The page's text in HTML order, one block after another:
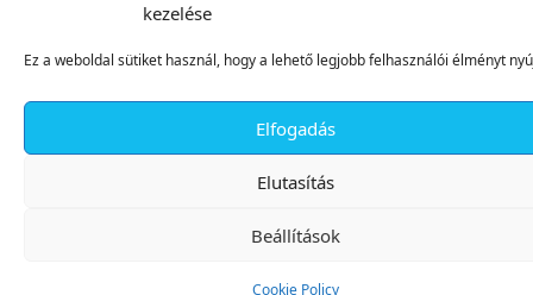
kezelése
Ez a weboldal sütiket használ, hogy a lehető legjobb felhasználói élményt
Elfogadás
Elutasítás
Beállítások
Cookie Policy
Tata Város Önkormányzata
+36 34 / 588 600
Fax:+36 34 / 587 078
ph@tata.hu
Díjaink
✕